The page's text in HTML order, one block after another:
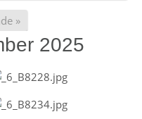
»
2025